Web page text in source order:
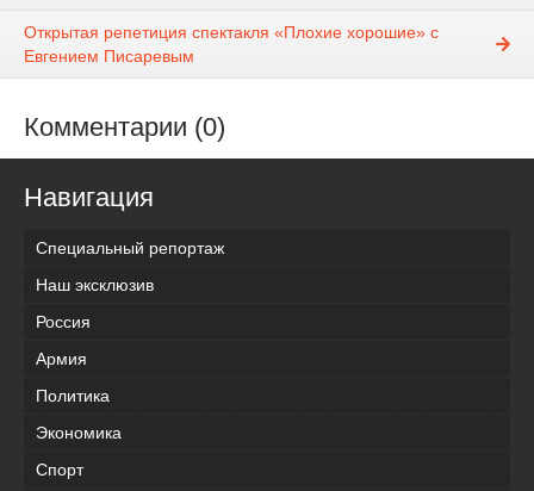
Открытая репетиция спектакля «Плохие хорошие» с
Евгением Писаревым
Комментарии (0)
Навигация
Специальный репортаж
Наш эксклюзив
Россия
Армия
Политика
Экономика
Спорт